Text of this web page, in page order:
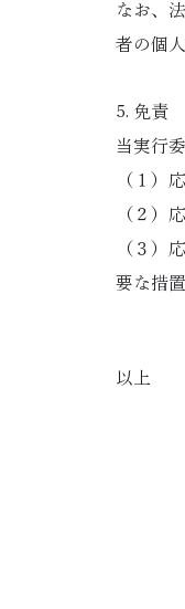
なお、
者の個
5. 免責
当実行
（１）
（２）
（３）
要な措
以上